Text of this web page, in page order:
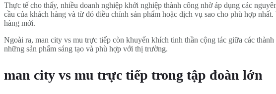
Thực tế cho thấy, nhiều doanh nghiệp khởi nghiệp thành công nhờ áp dụng các
cầu của khách hàng và từ đó điều chỉnh sản phẩm hoặc dịch vụ sao cho phù hợp
hàng mới.
Ngoài ra, man city vs mu trực tiếp còn khuyến khích tinh thần cộng tác giữa các
những sản phẩm sáng tạo và phù hợp với thị trường.
man city vs mu trực tiếp trong tập đoàn lớn